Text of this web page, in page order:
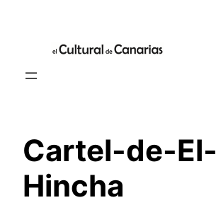
contenido
Cartel-de-El-
Hincha